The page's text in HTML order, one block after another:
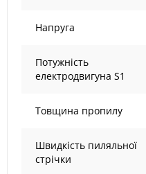
Напруга
Потужність
електродвигуна S1
Товщина пропилу
Швидкість пиляльної
стрічки